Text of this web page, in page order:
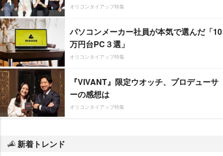
オリコンタイアップ特集
パソコンメーカー社員が本気で選んだ「10
万円台PC３選」
オリコンタイアップ特集
『VIVANT』限定ウオッチ、プロデューサ
ーの感想は
オリコンタイアップ特集
新着トレンド